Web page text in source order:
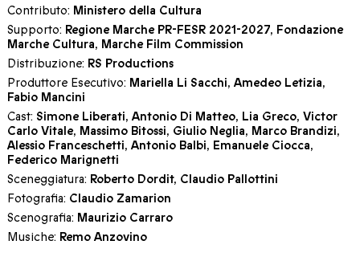
Contributo: Ministero della Cultura
Supporto: Regione Marche PR-FESR 2021-2027, Fondazione
Marche Cultura, Marche Film Commission
Distribuzione: RS Productions
Produttore Esecutivo: Mariella Li Sacchi, Amedeo Letizia,
Fabio Mancini
Cast: Simone Liberati, Antonio Di Matteo, Lia Greco, Victor
Carlo Vitale, Massimo Bitossi, Giulio Neglia, Marco Brandizi,
Alessio Franceschetti, Antonio Balbi, Emanuele Ciocca,
Federico Marignetti
Sceneggiatura: Roberto Dordit, Claudio Pallottini
Fotografia: Claudio Zamarion
Scenografia: Maurizio Carraro
Musiche: Remo Anzovino